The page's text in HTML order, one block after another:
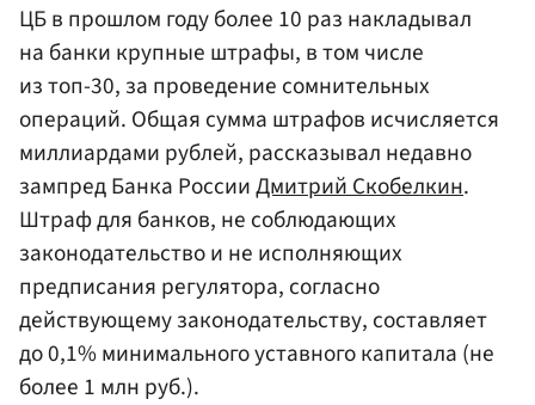
ЦБ в прошлом году более 10 раз накладывал
на банки крупные штрафы, в том числе
из топ-30, за проведение сомнительных
операций. Общая сумма штрафов исчисляется
миллиардами рублей, рассказывал недавно
зампред Банка РоссииДмитрий Скобелкин.
Штраф для банков, не соблюдающих
законодательство и не исполняющих
предписания регулятора, согласно
действующему законодательству, составляет
до 0,1% минимального уставного капитала (не
более 1 млн руб.).